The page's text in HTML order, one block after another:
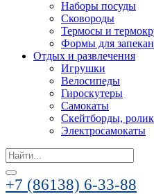
Наборы посуды
Сковороды
Термосы и
Формы для
Отдых и развлечения
Игрушки
Велосипеды
Гироскутеры
Самокаты
Скейтборды,
Электросамокаты
Search
for:
+7 (86138) 6-33-88